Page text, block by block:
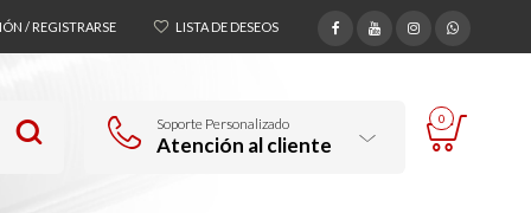
/ REGISTRARSE LISTA DE DESEOS
Soporte Personalizado
Atención al cliente
0